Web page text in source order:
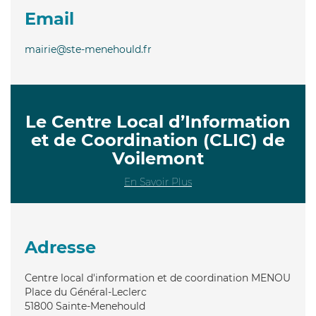
Email
mairie@ste-menehould.fr
Le Centre Local d’Information
et de Coordination (CLIC) de
Voilemont
En Savoir Plus
Adresse
Centre local d'information et de coordination MENOU
Place du Général-Leclerc
51800 Sainte-Menehould